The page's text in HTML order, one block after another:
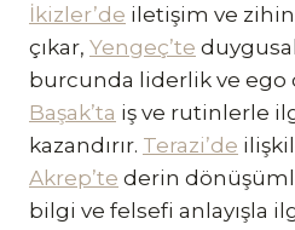
İkizler’de iletişim ve
çıkar, Yengeç’te
burcunda liderlik ve ego
Başak’ta iş ve rutinlerle
kazandırır. Terazi’de
Akrep’te derin
bilgi ve felsefi anlayışla